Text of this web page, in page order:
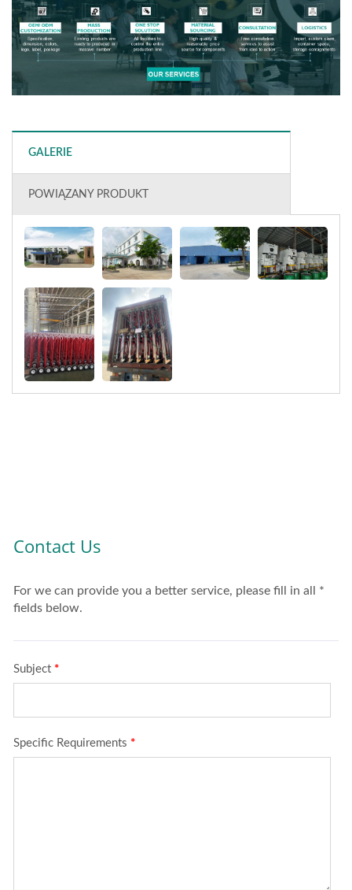
GALERIE
POWIĄZANY PRODUKT